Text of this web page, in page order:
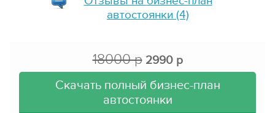
автостоянки (4)
18000 р 2990 р
Скачать полный бизнес-план
автостоянки